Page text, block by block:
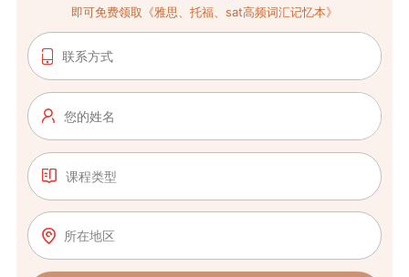
即可免费领取《雅思、托福、sat高频词汇记忆本》
课程类型
所在地区